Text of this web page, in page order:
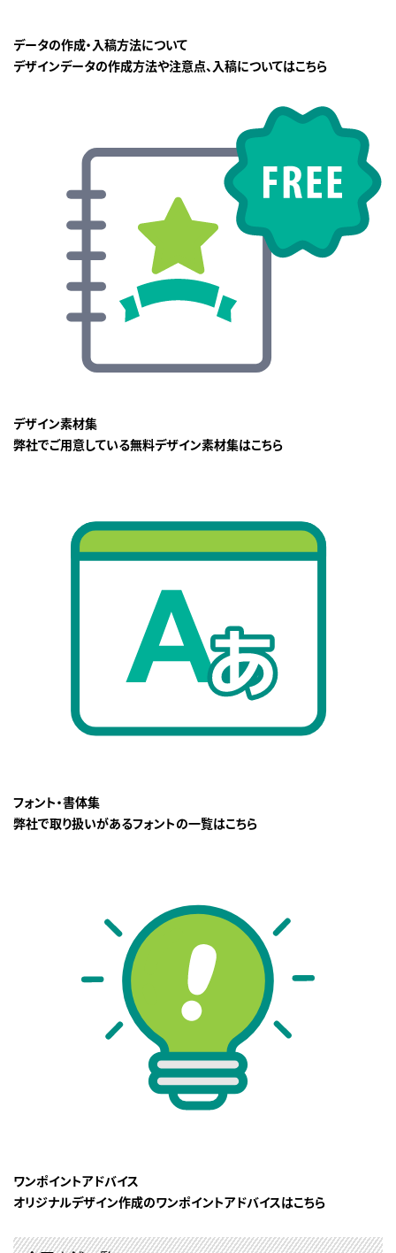
データの作成・入稿方法について
デザインデータの作成方法や注意点、入稿についてはこちら
デザイン素材集
弊社でご用意している無料デザイン素材集はこちら
フォント・書体集
弊社で取り扱いがあるフォントの一覧はこちら
ワンポイントアドバイス
オリジナルデザイン作成のワンポイントアドバイスはこちら